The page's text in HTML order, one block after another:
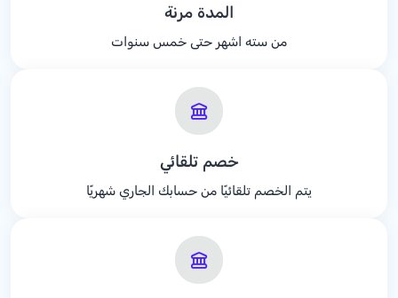
المدة مرنة
من سته اشهر حتى خمس سنوات
خصم تلقائي
يتم الخصم تلقائيًا من حسابك الجاري شهريًا